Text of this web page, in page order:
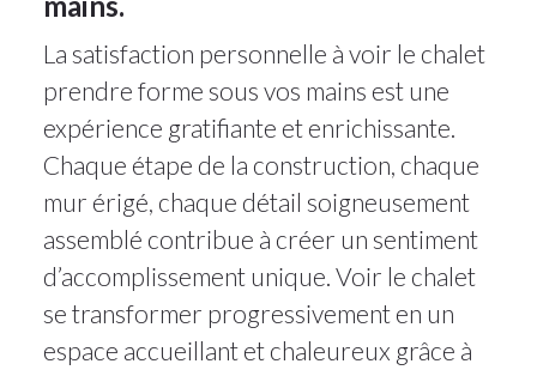
La satisfaction personnelle à voir le chalet
prendre forme sous vos mains est une
expérience gratifiante et enrichissante.
Chaque étape de la construction, chaque
mur érigé, chaque détail soigneusement
assemblé contribue à créer un sentiment
d’accomplissement unique. Voir le chalet
se transformer progressivement en un
espace accueillant et chaleureux grâce à